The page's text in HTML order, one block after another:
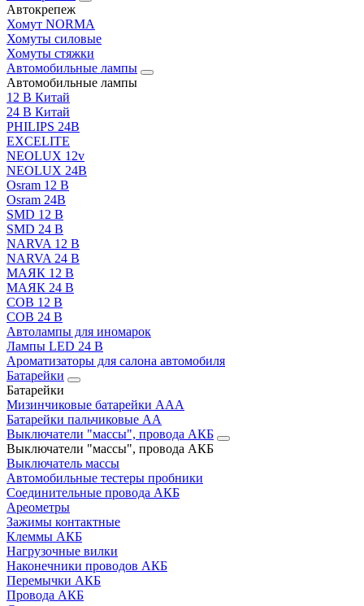
Автокрепеж
Хомут NORMA
Хомуты силовые
Хомуты стяжки
Автомобильные лампы
Автомобильные лампы
12 В Китай
24 В Китай
PHILIPS 24В
EXCELITE
NEOLUX 12v
NEOLUX 24В
Osram 12 В
Osram 24В
SMD 12 В
SMD 24 В
NARVA 12 В
NARVA 24 В
МАЯК 12 В
МАЯК 24 В
COB 12 В
COB 24 В
Автолампы для иномарок
Лампы LED 24 B
Ароматизаторы для салона автомобиля
Батарейки
Батарейки
Мизинчиковые батарейки AAA
Батарейки пальчиковые АА
Выключатели "массы", провода АКБ
Выключатели "массы", провода АКБ
Выключатель массы
Автомобильные тестеры пробники
Соединительные провода АКБ
Ареометры
Зажимы контактные
Клеммы АКБ
Нагрузочные вилки
Наконечники проводов АКБ
Перемычки АКБ
Провода АКБ